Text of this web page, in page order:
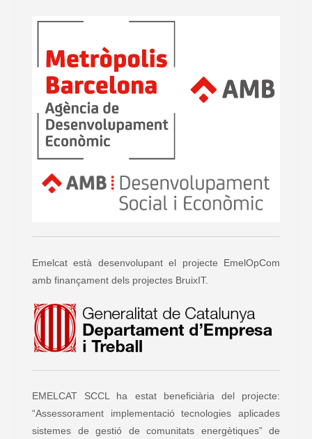
Emelcat està desenvolupant el projecte EmelOpCom
amb finançament dels projectes BruixIT.
EMELCAT SCCL ha estat beneficiària del projecte:
“Assessorament implementació tecnologies aplicades
sistemes de gestió de comunitats energètiques” de